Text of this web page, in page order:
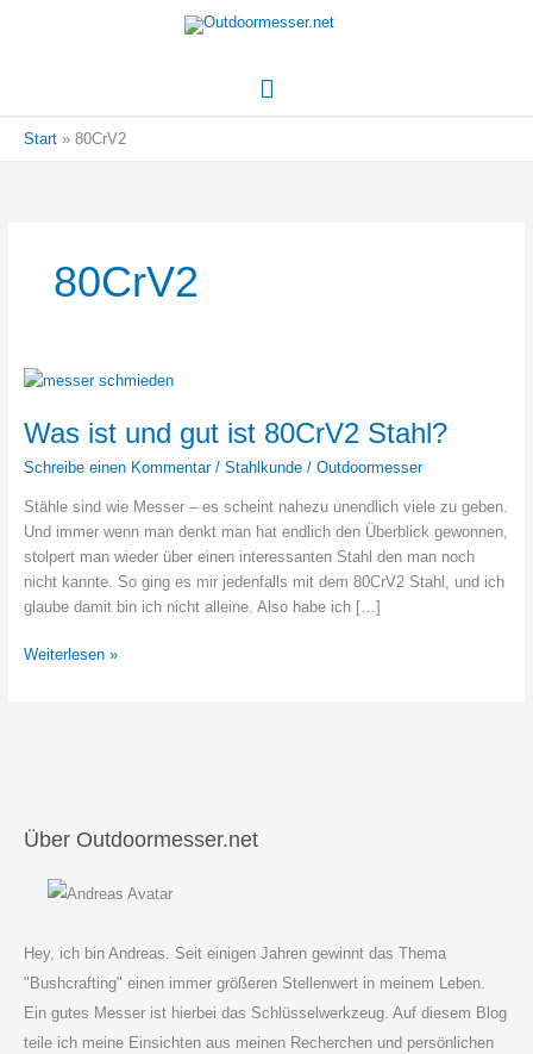
Hauptmenü
Start 80CrV2
80CrV2
Was ist und gut ist 80CrV2 Stahl?
Schreibe einen Kommentar / Stahlkunde/ Outdoormesser
Stähle sind wie Messer – es scheint nahezu unendlich viele zu geben.
Und immer wenn man denkt man hat endlich den Überblick gewonnen,
stolpert man wieder über einen interessanten Stahl den man noch
nicht kannte. So ging es mir jedenfalls mit dem 80CrV2 Stahl, und ich
glaube damit bin ich nicht alleine. Also habe ich […]
Was
Weiterlesen »
Über Outdoormesser.net
Hey, ich bin Andreas. Seit einigen Jahren gewinnt das Thema
"Bushcrafting" einen immer größeren Stellenwert in meinem Leben.
Ein gutes Messer ist hierbei das Schlüsselwerkzeug. Auf diesem Blog
teile ich meine Einsichten aus meinen Recherchen und persönlichen